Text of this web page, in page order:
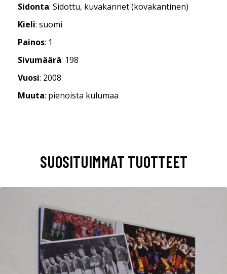
Sidonta: Sidottu, kuvakannet (kovakantinen)
Kieli: suomi
Painos: 1
Sivumäärä: 198
Vuosi: 2008
Muuta: pienoista kulumaa
SUOSITUIMMAT TUOTTEET